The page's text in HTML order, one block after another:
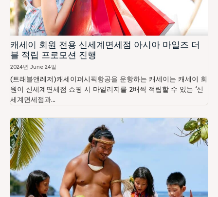
캐세이 회원 전용 신세계면세점 아시아 마일즈 더
블 적립 프로모션 진행
2024년 June 24일
(트래블앤레저)캐세이퍼시픽항공을 운항하는 캐세이는 캐세이 회
원이 신세계면세점 쇼핑 시 마일리지를 2배씩 적립할 수 있는 ‘신
세계면세점과...